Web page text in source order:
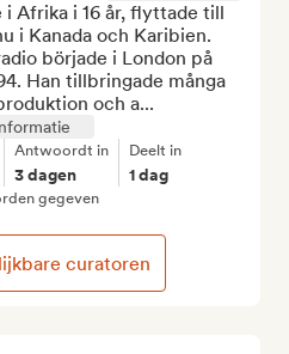
i Afrika i 16 år, flyttade till
i Kanada och Karibien.
började i London på
Han tillbringade många
och a...
Antwoordt in
3 dagen
Deelt in
1 dag
gegeven
curatoren